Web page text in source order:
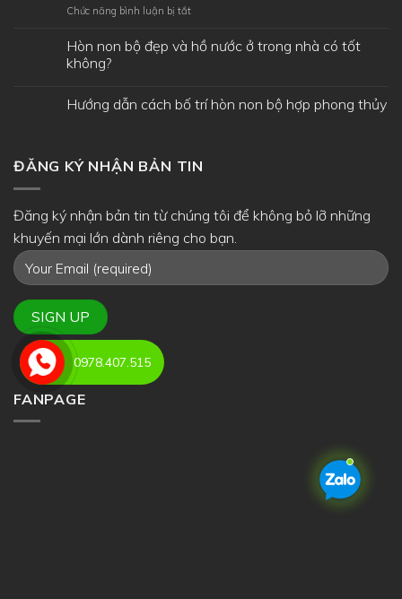
Chức năng bình luận bị tắtở
công
tại
Sơn
Hòn non bộ đẹp và hồ nước ở trong nhà có tốt
không?
Hướng dẫn cách bố trí hòn non bộ hợp phong thủy
ĐĂNG KÝ NHẬN BẢN TIN
Đăng ký nhận bản tin từ chúng tôi để không bỏ lỡ những
khuyến mại lớn dành riêng cho bạn.
FANPAGE
0978.407.515